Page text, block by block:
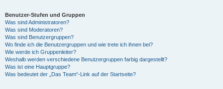
Benutzer-Stufen und Gruppen
Was sind Administratoren?
Was sind Moderatoren?
Was sind Benutzergruppen?
Wo finde ich die Benutzergruppen und wie trete ich ihnen bei?
Wie werde ich Gruppenleiter?
Weshalb werden verschiedene Benutzergruppen farbig dargestellt?
Was ist eine Hauptgruppe?
Was bedeutet der „Das Team“-Link auf der Startseite?